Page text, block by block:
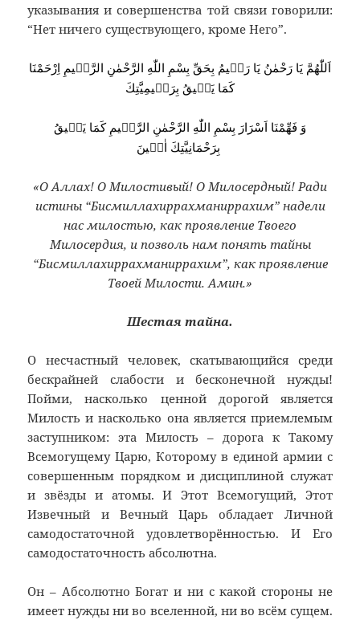
указывания и совершенства той связи говорили:
“Нет ничего существующего, кроме Него”.
اَللّٰهُمَّ يَا رَحْمٰنُ يَا رَحٖيمُ بِحَقِّ بِسْمِ اللّٰهِ الرَّحْمٰنِ الرَّحٖيمِ اِرْحَمْنَا
كَمَا يَلٖيقُ بِرَحٖيمِيَّتِكَ
وَ فَهِّمْنَا اَسْرَارَ بِسْمِ اللّٰهِ الرَّحْمٰنِ الرَّحٖيمِ كَمَا يَلٖيقُ
«О Аллах! О Милостивый! О Милосердный! Ради
истины “Бисмиллахиррахманиррахим” надели
нас милостью, как проявление Твоего
Милосердия, и позволь нам понять тайны
“Бисмиллахиррахманиррахим”, как проявление
Твоей Милости. Амин.»
Шестая тайна.
О несчастный человек, скатывающийся среди
бескрайней слабости и бесконечной нужды!
Пойми, насколько ценной дорогой является
Милость и насколько она является приемлемым
заступником: эта Милость – дорога к Такому
Всемогущему Царю, Которому в единой армии с
совершенным порядком и дисциплиной служат
и звёзды и атомы. И Этот Всемогущий, Этот
Извечный и Вечный Царь обладает Личной
самодостаточной удовлетворённостью. И Его
самодостаточность абсолютна.
Он – Абсолютно Богат и ни с какой стороны не
имеет нужды ни во вселенной, ни во всём сущем.